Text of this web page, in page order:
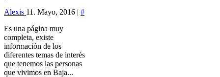
Alexis 11. Mayo, 2016 | #
Es una página muy
completa, existe
información de los
diferentes temas de interés
que tenemos las personas
que vivimos en Baja...